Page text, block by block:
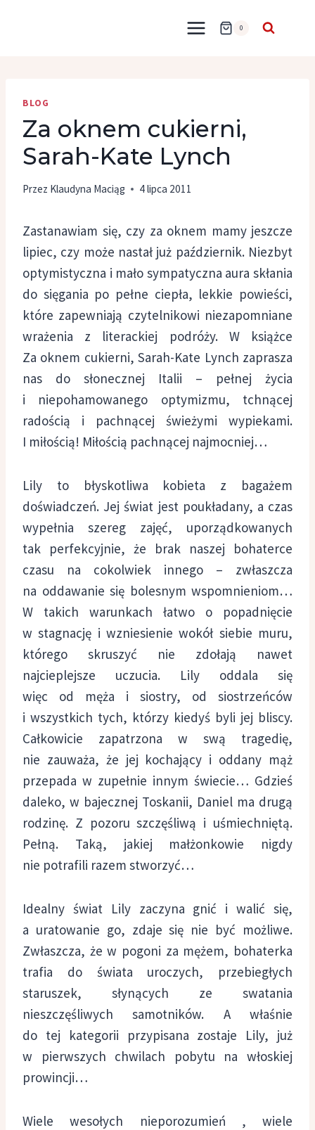
0
BLOG
Za oknem cukierni,
Sarah-Kate Lynch
Przez Klaudyna Maciąg 4 lipca 2011
Zastanawiam się, czy za oknem mamy jeszcze
lipiec, czy może nastał już październik. Niezbyt
optymistyczna i mało sympatyczna aura skłania
do sięgania po pełne ciepła, lekkie powieści,
które zapewniają czytelnikowi niezapomniane
wrażenia z literackiej podróży. W książce
Za oknem cukierni, Sarah-Kate Lynch zaprasza
nas do słonecznej Italii – pełnej życia
i niepohamowanego optymizmu, tchnącej
radością i pachnącej świeżymi wypiekami.
I miłością! Miłością pachnącej najmocniej…
Lily to błyskotliwa kobieta z bagażem
doświadczeń. Jej świat jest poukładany, a czas
wypełnia szereg zajęć, uporządkowanych
tak perfekcyjnie, że brak naszej bohaterce
czasu na cokolwiek innego – zwłaszcza
na oddawanie się bolesnym wspomnieniom…
W takich warunkach łatwo o popadnięcie
w stagnację i wzniesienie wokół siebie muru,
którego skruszyć nie zdołają nawet
najcieplejsze uczucia. Lily oddala się
więc od męża i siostry, od siostrzeńców
i wszystkich tych, którzy kiedyś byli jej bliscy.
Całkowicie zapatrzona w swą tragedię,
nie zauważa, że jej kochający i oddany mąż
przepada w zupełnie innym świecie… Gdzieś
daleko, w bajecznej Toskanii, Daniel ma drugą
rodzinę. Z pozoru szczęśliwą i uśmiechniętą.
Pełną. Taką, jakiej małżonkowie nigdy
nie potrafili razem stworzyć…
Idealny świat Lily zaczyna gnić i walić się,
a uratowanie go, zdaje się nie być możliwe.
Zwłaszcza, że w pogoni za mężem, bohaterka
trafia do świata uroczych, przebiegłych
staruszek, słynących ze swatania
nieszczęśliwych samotników. A właśnie
do tej kategorii przypisana zostaje Lily, już
w pierwszych chwilach pobytu na włoskiej
prowincji…
Wiele wesołych nieporozumień , wiele